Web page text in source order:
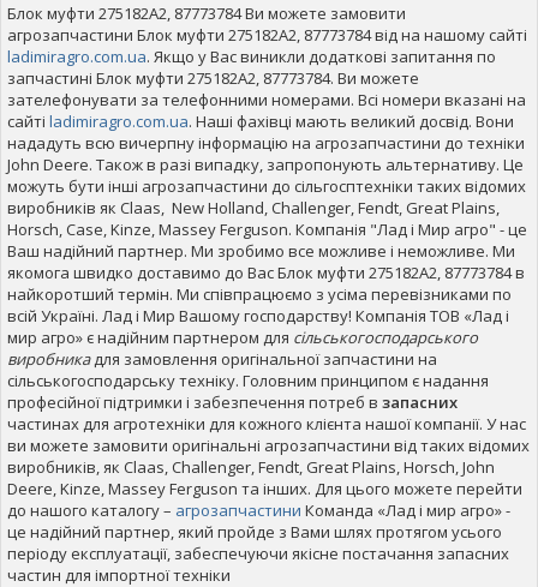
Блок муфти 275182A2, 87773784 Ви можете замовити
агрозапчастини Блок муфти 275182A2, 87773784 від на нашому сайті
ladimiragro.com.ua. Якщо у Вас виникли додаткові запитання по
запчастині Блок муфти 275182A2, 87773784. Ви можете
зателефонувати за телефонними номерами. Всі номери вказані на
сайті ladimiragro.com.ua. Наші фахівці мають великий досвід. Вони
нададуть всю вичерпну інформацію на агрозапчастини до техніки
John Deere. Також в разі випадку, запропонують альтернативу. Це
можуть бути інші агрозапчастини до сільгосптехніки таких відомих
виробників як Claas, New Holland, Challenger, Fendt, Great Plains,
Horsch, Case, Kinze, Massey Ferguson. Компанія "Лад і Мир агро" - це
Ваш надійний партнер. Ми зробимо все можливе і неможливе. Ми
якомога швидко доставимо до Вас Блок муфти 275182A2, 87773784 в
найкоротший термін. Ми співпрацюємо з усіма перевізниками по
всій Україні. Лад і Мир Вашому господарству! Компанія ТОВ «Лад і
мир агро» є надійним партнером для сільськогосподарського
виробникадля замовлення оригінальної запчастини на
сільськогосподарську техніку. Головним принципом є надання
професійної підтримки і забезпечення потреб в запасних
частинах для агротехніки для кожного клієнта нашої компанії. У нас
ви можете замовити оригінальні агрозапчастини від таких відомих
виробників, як Claas, Challenger, Fendt, Great Plains, Horsch, John
Deere, Kinze, Massey Ferguson та інших. Для цього можете перейти
до нашого каталогу – агрозапчастини Команда «Лад і мир агро» -
це надійний партнер, який пройде з Вами шлях протягом усього
періоду експлуатації, забеспечуючи якісне постачання запасних
частин для імпортної техніки